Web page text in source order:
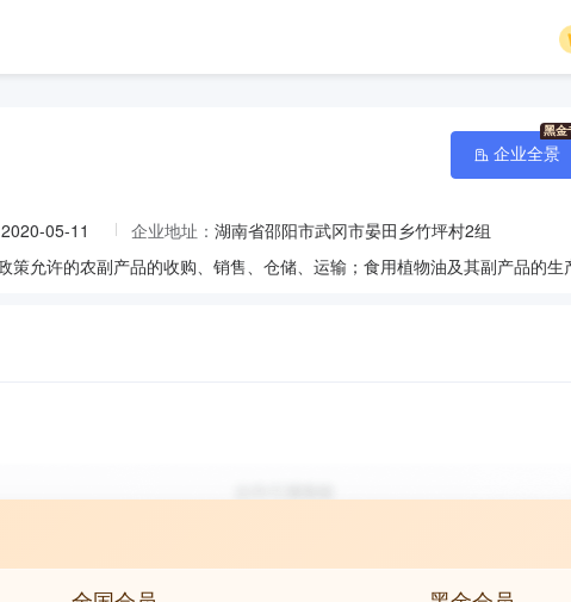
2020-05-11 企业地址： 湖南省邵阳市武冈市晏田乡竹坪村2组
企业全景